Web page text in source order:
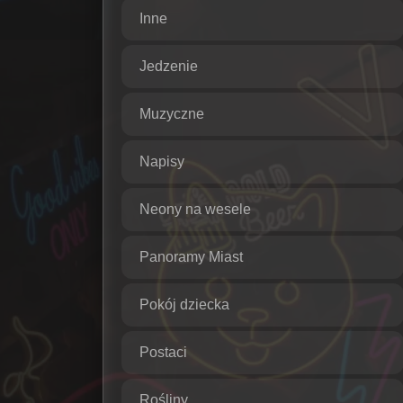
Inne
Jedzenie
Muzyczne
Napisy
Neony na wesele
Panoramy Miast
Pokój dziecka
Postaci
Rośliny